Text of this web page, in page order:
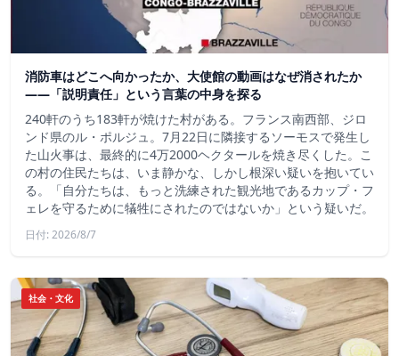
消防車はどこへ向かったか、大使館の動画はなぜ消されたか
——「説明責任」という言葉の中身を探る
240軒のうち183軒が焼けた村がある。フランス南西部、ジロ
ンド県のル・ポルジュ。7月22日に隣接するソーモスで発生し
た山火事は、最終的に4万2000ヘクタールを焼き尽くした。こ
の村の住民たちは、いま静かな、しかし根深い疑いを抱いてい
る。「自分たちは、もっと洗練された観光地であるカップ・フ
ェレを守るために犠牲にされたのではないか」という疑いだ。
日付: 2026/8/7
社会・文化